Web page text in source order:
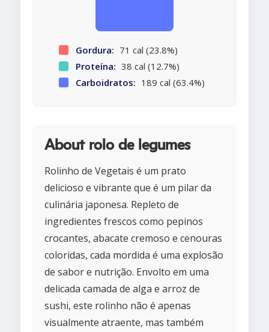
Gordura: 71 cal (23.8%)
Proteína: 38 cal (12.7%)
Carboidratos: 189 cal (63.4%)
About rolo de legumes
Rolinho de Vegetais é um prato
delicioso e vibrante que é um pilar da
culinária japonesa. Repleto de
ingredientes frescos como pepinos
crocantes, abacate cremoso e cenouras
coloridas, cada mordida é uma explosão
de sabor e nutrição. Envolto em uma
delicada camada de alga e arroz de
sushi, este rolinho não é apenas
visualmente atraente, mas também